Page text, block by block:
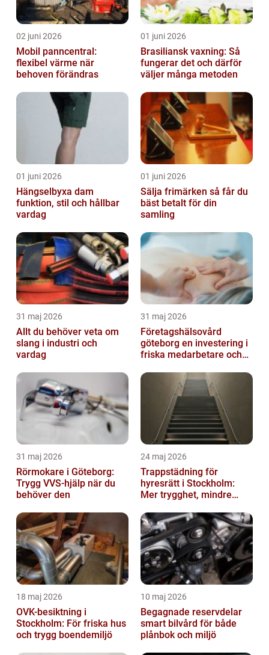
02 juni 2026
Mobil panncentral:
flexibel värme när
behoven förändras
01 juni 2026
Brasiliansk vaxning: Så
fungerar det och därför
väljer många metoden
01 juni 2026
Hängselbyxa dam
funktion, stil och hållbar
vardag
01 juni 2026
Sälja frimärken så får du
bäst betalt för din
samling
31 maj 2026
Allt du behöver veta om
slang i industri och
vardag
31 maj 2026
Företagshälsovård
göteborg en investering i
friska medarbetare och
31 maj 2026
Rörmokare i Göteborg:
Trygg VVS-hjälp när du
behöver den
24 maj 2026
Trappstädning för
hyresrätt i Stockholm:
Mer trygghet, mindre
18 maj 2026
OVK-besiktning i
Stockholm: För friska hus
och trygg boendemiljö
10 maj 2026
Begagnade reservdelar
smart bilvård för både
plånbok och miljö